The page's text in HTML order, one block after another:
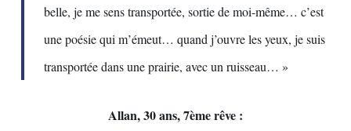
belle, je me sens transportée, sortie de moi-même… c’est
une poésie qui m’émeut… quand j’ouvre les yeux, je suis
transportée dans une prairie, avec un ruisseau… »
Allan, 30 ans, 7ème rêve :